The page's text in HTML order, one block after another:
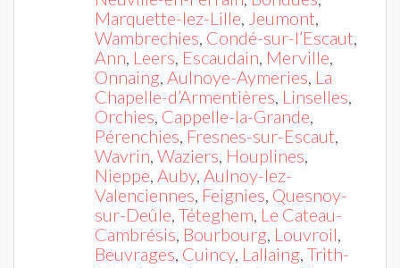
Marquette-lez-Lille, Jeumont,
Wambrechies, Condé-sur-l’Escaut,
Ann, Leers, Escaudain, Merville,
Onnaing, Aulnoye-Aymeries, La
Chapelle-d’Armentières, Linselles,
Orchies, Cappelle-la-Grande,
Pérenchies, Fresnes-sur-Escaut,
Wavrin, Waziers, Houplines,
Nieppe, Auby, Aulnoy-lez-
Valenciennes, Feignies, Quesnoy-
sur-Deûle, Téteghem, Le Cateau-
Cambrésis, Bourbourg, Louvroil,
Beuvrages, Cuincy, Lallaing, Trith-